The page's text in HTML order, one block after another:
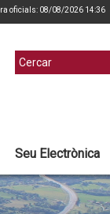
oficials: 08/08/2026 14:36
Seu Electrònica